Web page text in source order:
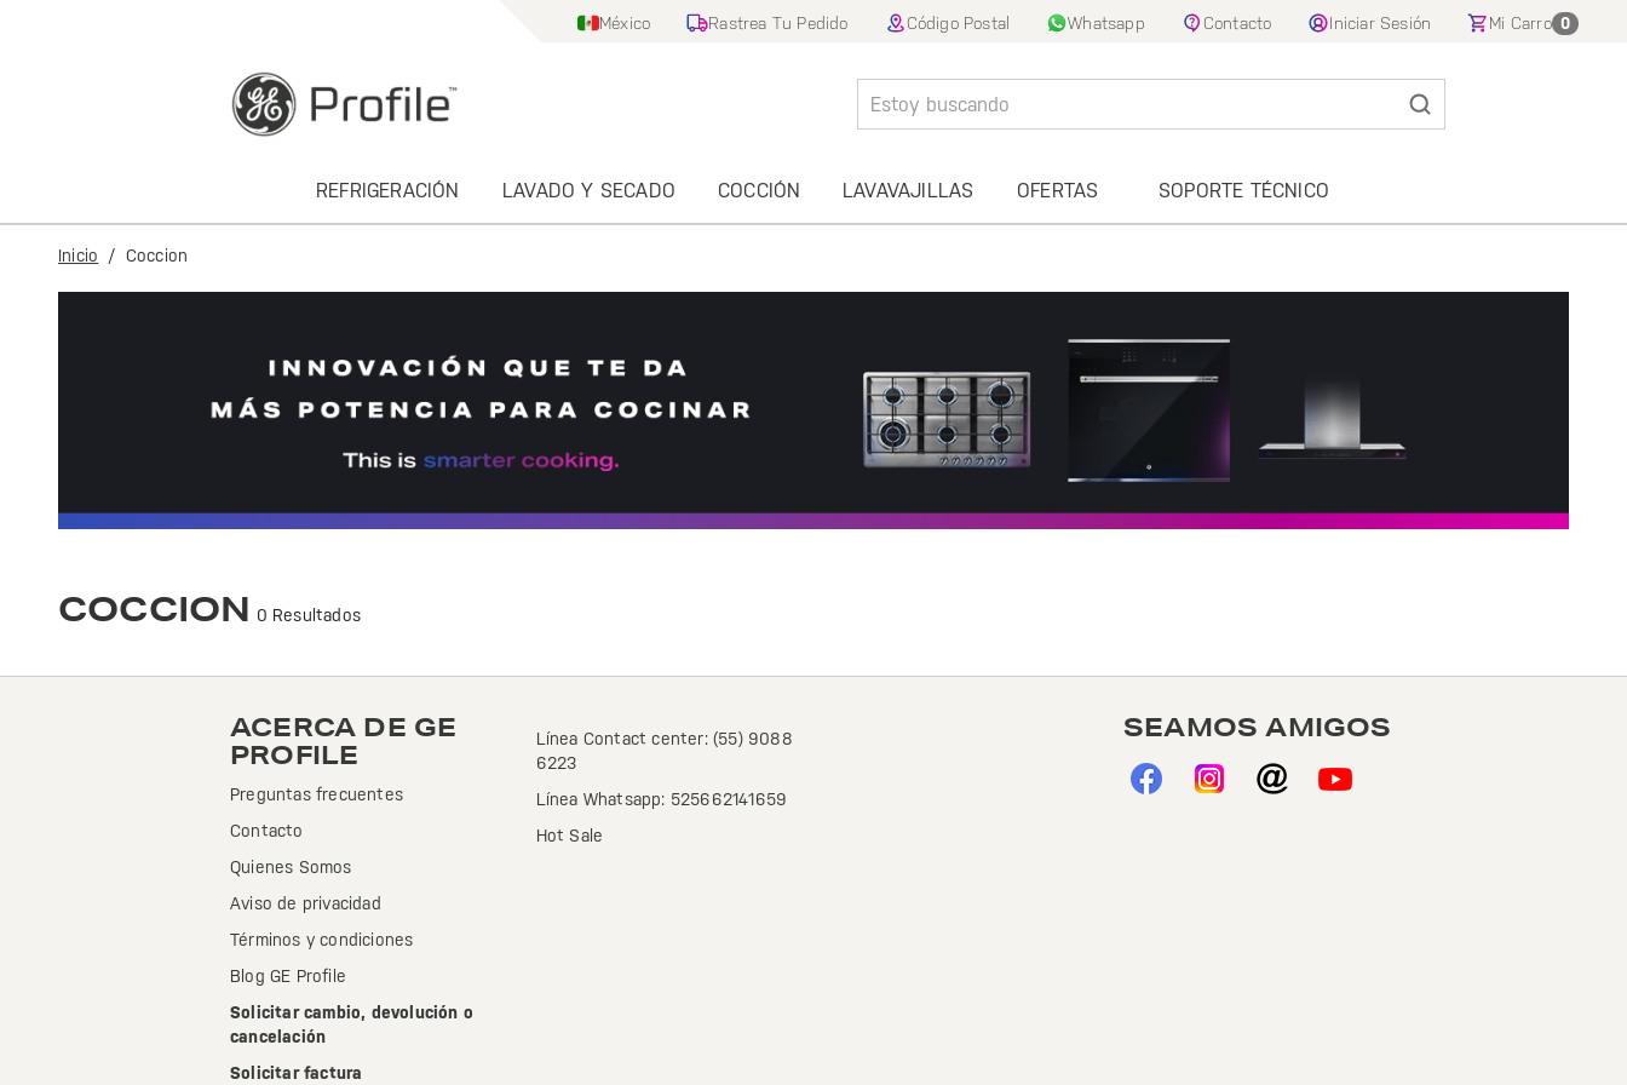
México Rastrea Tu Pedido Código Postal Whatsapp Contacto Iniciar Sesión Mi Carro 0
REFRIGERACIÓN LAVADO Y SECADO COCCIÓN LAVAVAJILLAS OFERTAS SOPORTE TÉCNICO
Inicio Coccion
COCCION 0 Resultados
ACERCA DE GE
PROFILE
Preguntas frecuentes
Contacto
Quienes Somos
Aviso de privacidad
Términos y condiciones
Blog GE Profile
Solicitar cambio, devolución o
cancelación
Solicitar factura
Línea Contact center: (55) 9088
6223
Línea Whatsapp: 525662141659
Hot Sale
SEAMOS AMIGOS